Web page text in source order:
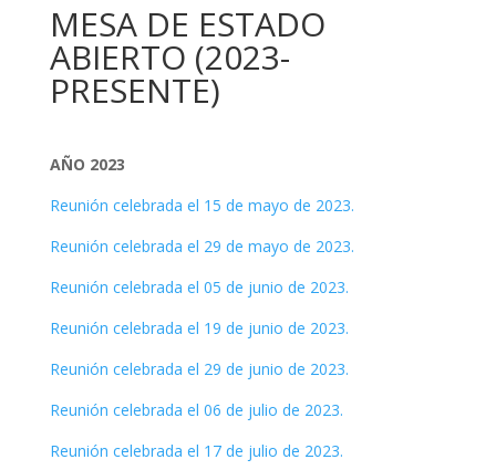
MESA DE ESTADO
ABIERTO (2023-
PRESENTE)
AÑO 2023
Reunión celebrada el 15 de mayo de 2023.
Reunión celebrada el 29 de mayo de 2023.
Reunión celebrada el 05 de junio de 2023.
Reunión celebrada el 19 de junio de 2023.
Reunión celebrada el 29 de junio de 2023.
Reunión celebrada el 06 de julio de 2023.
Reunión celebrada el 17 de julio de 2023.